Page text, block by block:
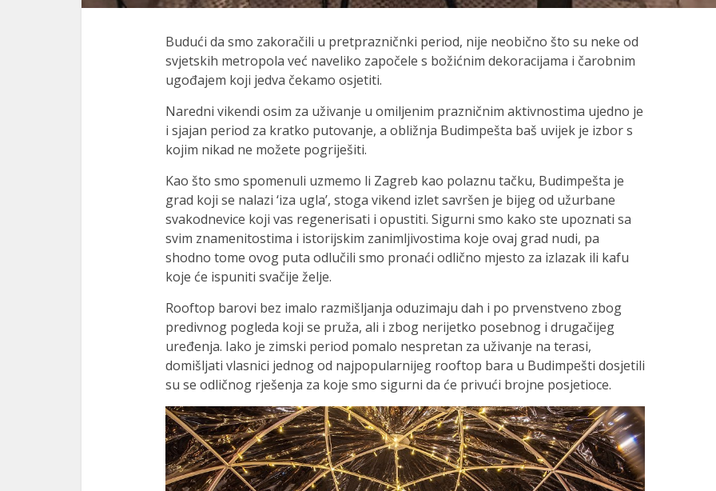
Budući da smo zakoračili u pretprazničnki period, nije neobično što su neke od
svjetskih metropola već naveliko započele s božićnim dekoracijama i čarobnim
ugođajem koji jedva čekamo osjetiti.
Naredni vikendi osim za uživanje u omiljenim prazničnim aktivnostima ujedno je
i sjajan period za kratko putovanje, a obližnja Budimpešta baš uvijek je izbor s
kojim nikad ne možete pogriješiti.
Kao što smo spomenuli uzmemo li Zagreb kao polaznu tačku, Budimpešta je
grad koji se nalazi ‘iza ugla’, stoga vikend izlet savršen je bijeg od užurbane
svakodnevice koji vas regenerisati i opustiti. Sigurni smo kako ste upoznati sa
svim znamenitostima i istorijskim zanimljivostima koje ovaj grad nudi, pa
shodno tome ovog puta odlučili smo pronaći odlično mjesto za izlazak ili kafu
koje će ispuniti svačije želje.
Rooftop barovi bez imalo razmišljanja oduzimaju dah i po prvenstveno zbog
predivnog pogleda koji se pruža, ali i zbog nerijetko posebnog i drugačijeg
uređenja. Iako je zimski period pomalo nespretan za uživanje na terasi,
domišljati vlasnici jednog od najpopularnijeg rooftop bara u Budimpešti dosjetili
su se odličnog rješenja za koje smo sigurni da će privući brojne posjetioce.